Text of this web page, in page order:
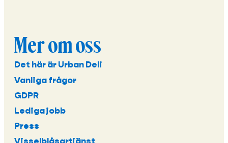
Mer om oss
Det här är Urban Deli
Vanliga frågor
GDPR
Lediga jobb
Press